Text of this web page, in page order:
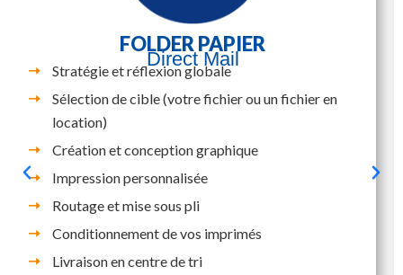
FOLDER PAPIER
Direct Mail
Stratégie et réflexion globale
Sélection de cible (votre fichier ou un fichier en
location)
Création et conception graphique
Impression personnalisée
Routage et mise sous pli
Conditionnement de vos imprimés
Livraison en centre de tri